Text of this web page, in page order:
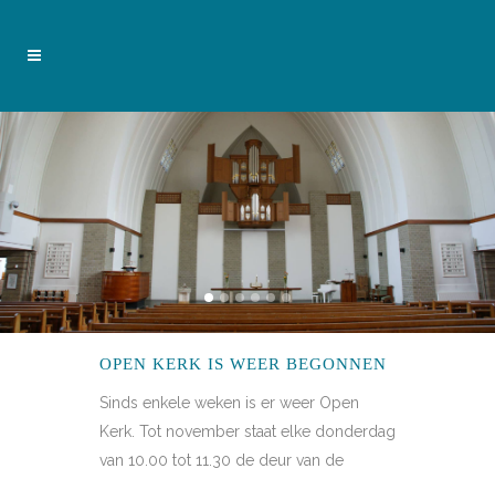
OPEN KERK IS WEER BEGONNEN
Sinds enkele weken is er weer Open
Kerk. Tot november staat elke donderdag
van 10.00 tot 11.30 de deur van de